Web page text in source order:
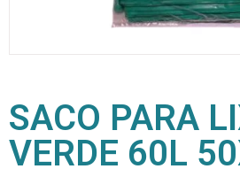
SACO PARA
VERDE 60L